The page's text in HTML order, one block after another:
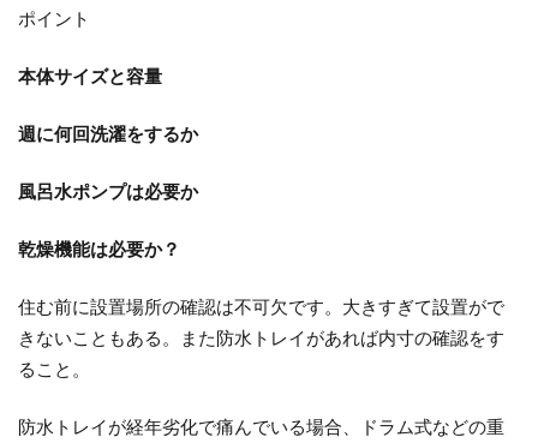
ポイント
本体サイズと容量
週に何回洗濯をするか
風呂水ポンプは必要か
乾燥機能は必要か？
住む前に設置場所の確認は不可欠です。大きすぎて設置がで
きないこともある。また防水トレイがあれば内寸の確認をす
ること。
防水トレイが経年劣化で痛んでいる場合、ドラム式などの重